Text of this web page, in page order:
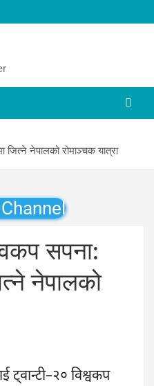
जित्ने नेपालको रोमाञ्चक यात्रा
सपना:
नेपालको
ट्वान्टी–२० विश्वकप